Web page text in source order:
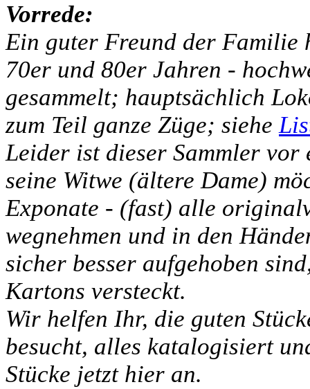
Vorrede:
Ein guter Freund der
70er und 80er Jahren -
gesammelt; hauptsächlich
zum Teil ganze Züge; siehe
Leider ist dieser Sammler
seine Witwe (ältere Dame)
Exponate - (fast) alle
wegnehmen und in den
sicher besser aufgehoben
Kartons versteckt.
Wir helfen Ihr, die guten
besucht, alles katalogisiert
Stücke jetzt hier an.